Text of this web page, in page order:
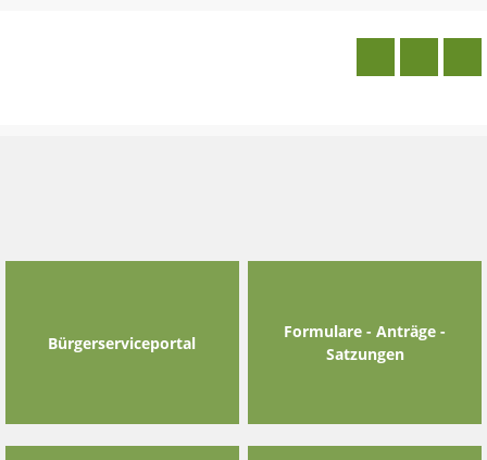
Bürgerserviceportal
Formulare - Anträge -
Satzungen